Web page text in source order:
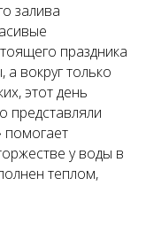
залива
праздника
вокруг только
этот день
представляли
у воды в
теплом,